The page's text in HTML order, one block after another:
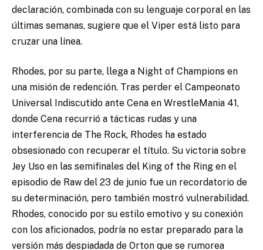
declaración, combinada con su lenguaje corporal en las
últimas semanas, sugiere que el Viper está listo para
cruzar una línea.
Rhodes, por su parte, llega a Night of Champions en
una misión de redención. Tras perder el Campeonato
Universal Indiscutido ante Cena en WrestleMania 41,
donde Cena recurrió a tácticas rudas y una
interferencia de The Rock, Rhodes ha estado
obsesionado con recuperar el título. Su victoria sobre
Jey Uso en las semifinales del King of the Ring en el
episodio de Raw del 23 de junio fue un recordatorio de
su determinación, pero también mostró vulnerabilidad.
Rhodes, conocido por su estilo emotivo y su conexión
con los aficionados, podría no estar preparado para la
versión más despiadada de Orton que se rumorea